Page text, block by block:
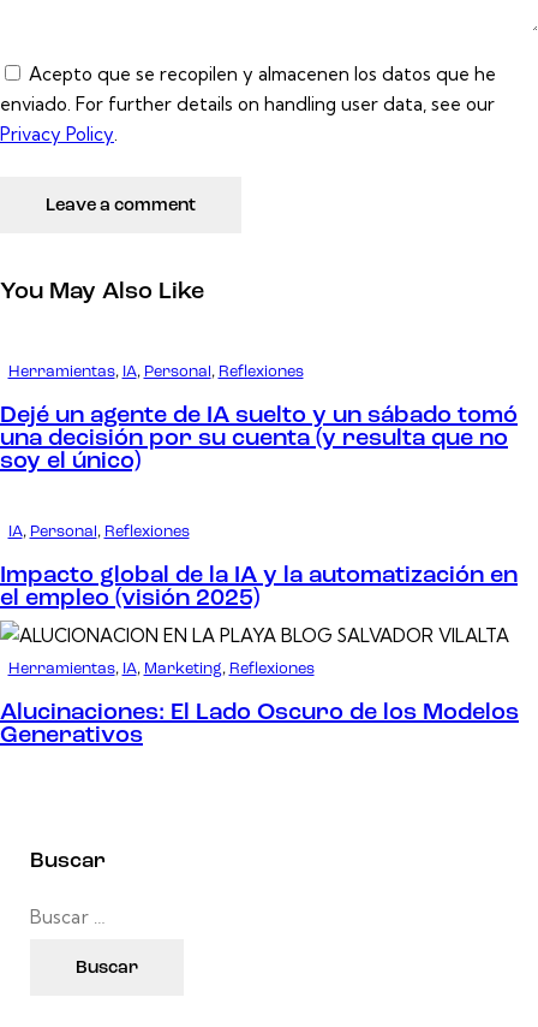
Acepto que se recopilen y almacenen los datos que he
enviado. For further details on handling user data, see our
Privacy Policy.
You May Also Like
Herramientas, IA, Personal , Reflexiones
Dejé un agente de IA suelto y un sábado tomó
una decisión por su cuenta (y resulta que no
soy el único)
IA, Personal , Reflexiones
Impacto global de la IA y la automatización en
el empleo (visión 2025)
Herramientas, IA, Marketing, Reflexiones
Alucinaciones: El Lado Oscuro de los Modelos
Generativos
Buscar